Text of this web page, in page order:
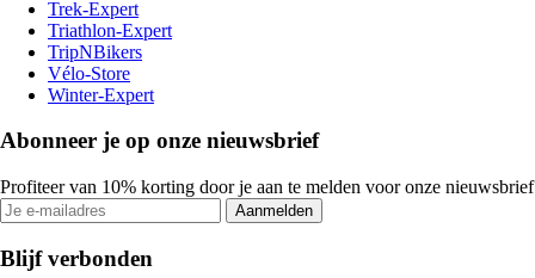
Trek-Expert
Triathlon-Expert
TripNBikers
Vélo-Store
Winter-Expert
Abonneer je op onze nieuwsbrief
Profiteer van 10% korting door je aan te melden voor onze nieuwsbrief
Aanmelden
Blijf verbonden